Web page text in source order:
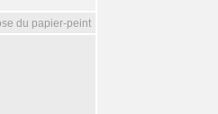
du papier-peint